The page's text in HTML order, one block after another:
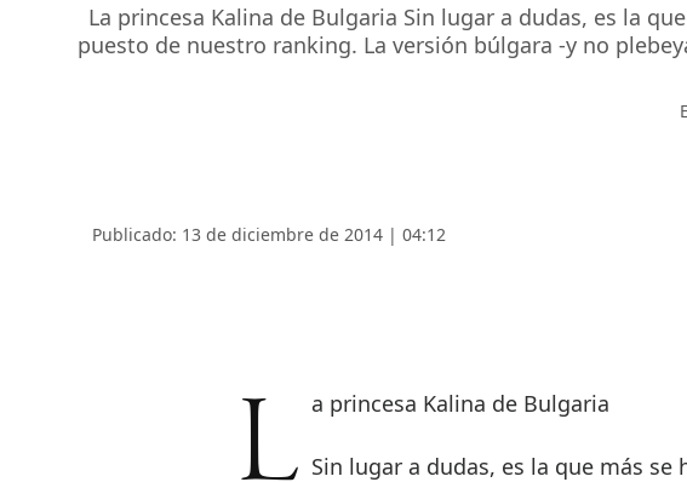
La princesa Kalina de Bulgaria Sin lugar a dudas, es la
puesto de nuestro ranking. La versión búlgara -y no
Publicado: 13 de diciembre de 2014 | 04:12
La princesa Kalina de Bulgaria
Sin lugar a dudas, es la que más se